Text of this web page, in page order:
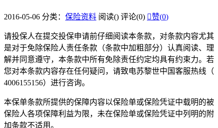
2016-05-06 分类： 保险资料 阅读() 评论(0) 赞(0)
请投保人在提交投保申请前仔细阅读本条款，对条款内容尤其
是对于免除保险人责任条款（条款中加粗部分）认真阅读、理
解并同意遵守，本条款中所有免除责任约定均具有约束力。若
您对本条款内容存在任何疑问，请致电苏黎世中国客服热线（
4006155156）进行咨询。
本保单条款所提供的保障内容以保险单或保险凭证中载明的被
保险人各项保障利益为限，未在保险单或保险凭证中列明的附
加条款不适用。